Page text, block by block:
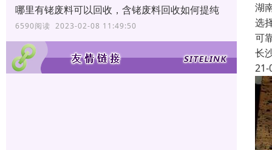
哪里有铑废料可以回收，含铑废料回收如何提纯
6590阅读 2023-02-08 11:49:50
湖
选
可
长
21-